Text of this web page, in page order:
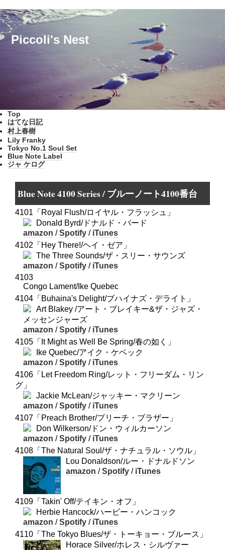
Piccoli's Nest
Top
はてな日記
村上春樹
Lily Franky
Tokyo No.1 Soul Set
Blue Note Label
ジャ ケログ
Blue Note 4100 Series / ブルーノート4100番台
4101「Royal Flush/ロイヤル・フラッシュ」
Donald Byrd/ドナルド・バード
amazon /Spotify / iTunes
4102「Hey There!/ヘイ・ゼア」
The Three Sounds/ザ・スリー・サウンズ
amazon /Spotify / iTunes
4103
Congo Lament/Ike Quebec
4104「Buhaina's Delight/ブハイナズ・デライト」
Art Blakey /アート・ブレイキー&ザ・ジャズ・
メッセンジャーズ
amazon /Spotify / iTunes
4105「It Might as Well Be Spring/春の如く」
Ike Quebec/アイク・ケベック
amazon /Spotify / iTunes
4106「Let Freedom Ring/レット・フリーダム・リン
グ」
Jackie McLean/ジャッキー・マクリーン
amazon /Spotify / iTunes
4107「Preach Brother/プリーチ・ブラザー」
Don Wilkerson/ドン・ウィルカーソン
amazon /Spotify / iTunes
4108「The Natural Soul/ザ・ナチュラル・ソウル」
Lou Donaldson/ルー・ドナルドソン
amazon /Spotify / iTunes
4109「Takin' Off/テイキン・オフ」
Herbie Hancock/ハービー・ハンコック
amazon /Spotify / iTunes
4110「The Tokyo Blues/ザ・トーキョー・ブルース」
Horace Silver/ホレス・シルヴァー